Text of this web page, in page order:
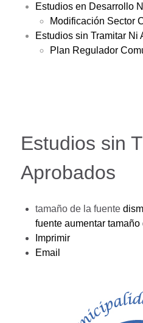
Estudios en Desarrollo
Modificación Sector
Estudios sin Tramitar Ni
Plan Regulador
Estudios sin
Aprobados
tamaño de la fuente
fuente aumentar tamaño
Imprimir
Email